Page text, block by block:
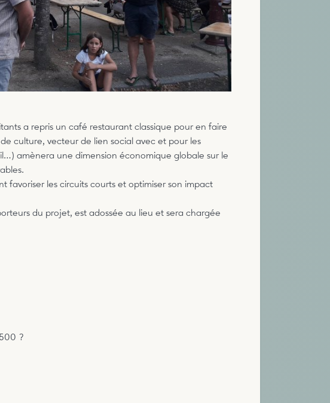
a repris un café restaurant classique pour en faire
culture, vecteur de lien social avec et pour les
amènera une dimension économique globale sur le
favoriser les circuits courts et optimiser son impact
du projet, est adossée au lieu et sera chargée
500 ?